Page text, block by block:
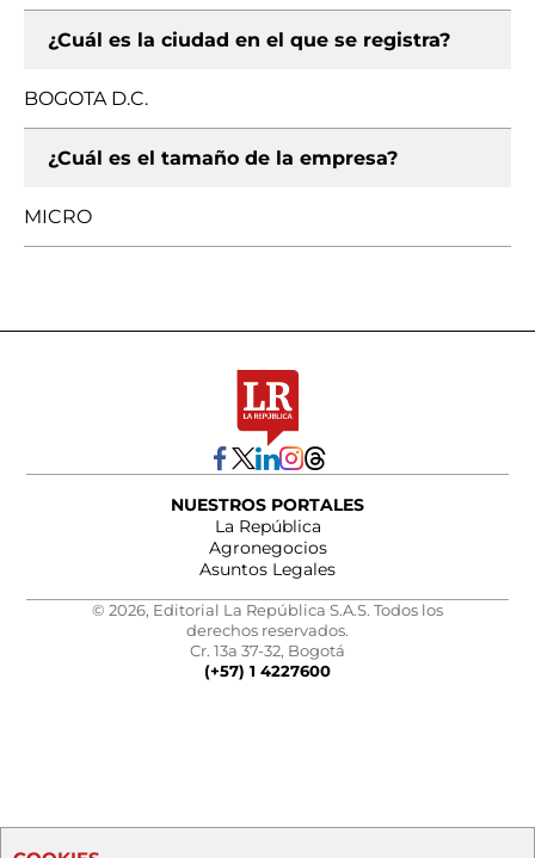
¿Cuál es la ciudad en el que se registra?
BOGOTA D.C.
¿Cuál es el tamaño de la empresa?
MICRO
NUESTROS PORTALES
La República
Agronegocios
Asuntos Legales
© 2026, Editorial La República S.A.S. Todos los
derechos reservados.
Cr. 13a 37-32, Bogotá
(+57) 1 4227600